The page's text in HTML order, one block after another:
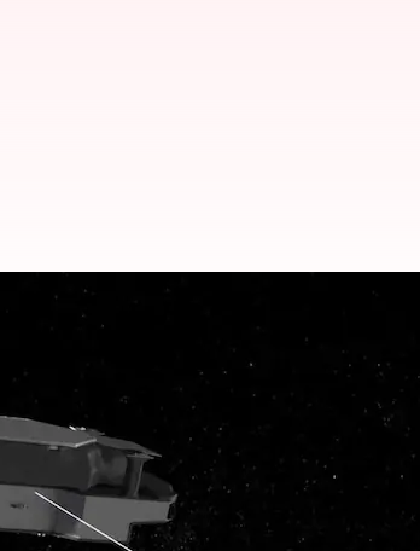
जो अगले साल होगा लॉन्च?
2025 में अपने पोलारिमीटर टू यूनिफाई द
(कोरोना) और सूर्य से निकलने वाली सौर